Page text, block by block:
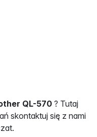
QL-570 ? Tutaj
skontaktuj się z nami